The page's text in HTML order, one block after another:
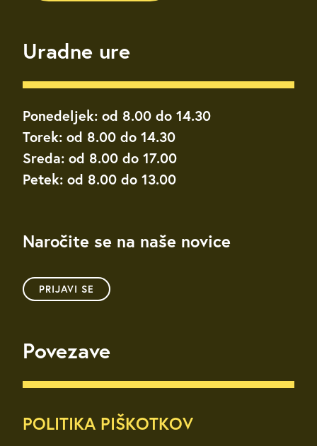
Uradne ure
Ponedeljek: od 8.00 do 14.30
Torek: od 8.00 do 14.30
Sreda: od 8.00 do 17.00
Petek: od 8.00 do 13.00
Naročite se na naše novice
PRIJAVI SE
Povezave
POLITIKA PIŠKOTKOV